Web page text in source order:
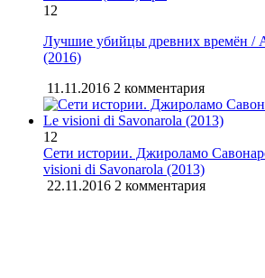
12
Лучшие убийцы древних времён /
(2016)
11.11.2016 2 комментария
12
Сети истории. Джироламо
visioni di Savonarola (2013)
22.11.2016 2 комментария